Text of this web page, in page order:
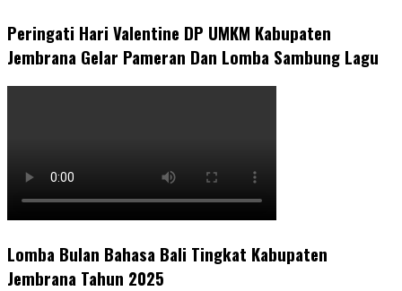
Peringati Hari Valentine DP UMKM Kabupaten
Jembrana Gelar Pameran Dan Lomba Sambung Lagu
Lomba Bulan Bahasa Bali Tingkat Kabupaten
Jembrana Tahun 2025